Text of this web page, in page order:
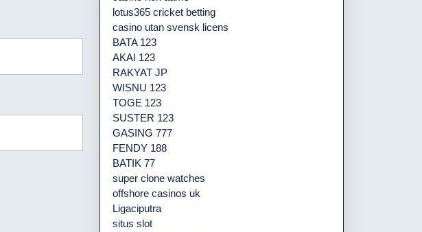
lotus365 cricket betting
casino utan svensk licens
BATA 123
AKAI 123
RAKYAT JP
WISNU 123
TOGE 123
SUSTER 123
GASING 777
FENDY 188
BATIK 77
super clone watches
offshore casinos uk
Ligaciputra
situs slot